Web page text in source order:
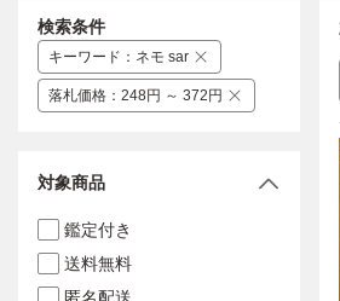
検索条件
キーワード ： ネモ sar
落札価格 ： 248円 ～ 372円
対象商品
鑑定付き
送料無料